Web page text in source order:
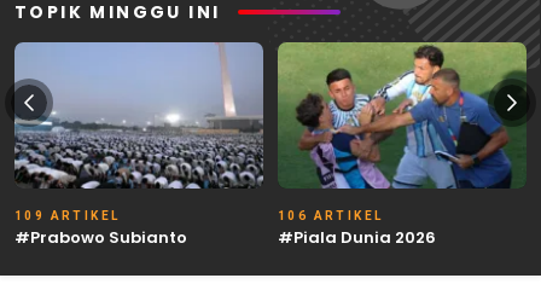
TOPIK MINGGU INI
109 ARTIKEL
#Prabowo Subianto
106 ARTIKEL
#Piala Dunia 2026